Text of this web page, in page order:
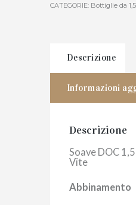
CATEGORIE: Bottiglie da
Descrizione
Informazioni
Descrizione
Soave DOC
Vite
Abbinamento